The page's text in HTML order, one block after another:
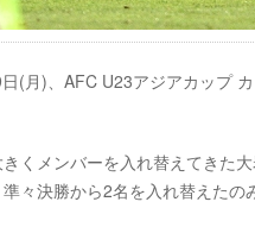
(月)、AFC U23アジアカップ
くメンバーを入れ替えてきた
々決勝から2名を入れ替えたの